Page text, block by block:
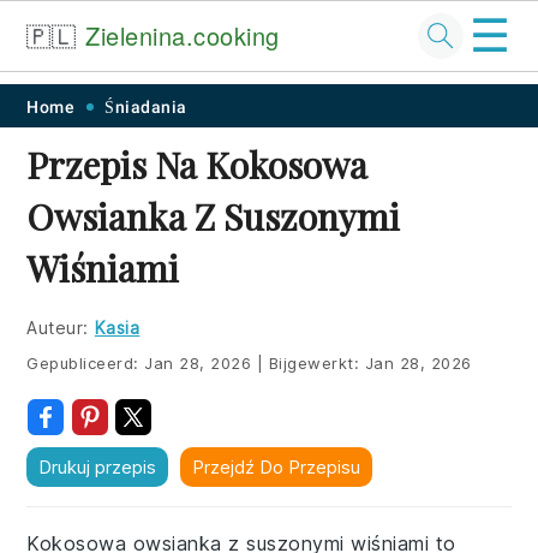
Skip
primary
navigation
Skip
main
content
Skip
primary
sidebar
Skip
footer
🇵🇱 Zielenina.cooking ☰
Home Śniadania
Przepis Na Kokosowa
Owsianka Z Suszonymi
Wiśniami
Auteur: Kasia
Gepubliceerd: Jan 28, 2026 Bijgewerkt: Jan 28, 2026
Drukuj przepis Przejdź Do Przepisu
Kokosowa owsianka z suszonymi wiśniami to